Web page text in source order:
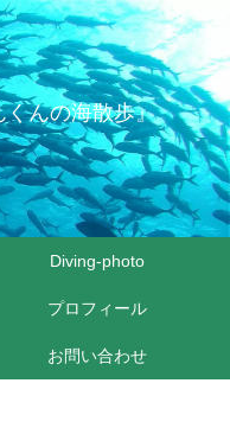
んの海散歩』
Diving-photo
プロフィール
お問い合わせ